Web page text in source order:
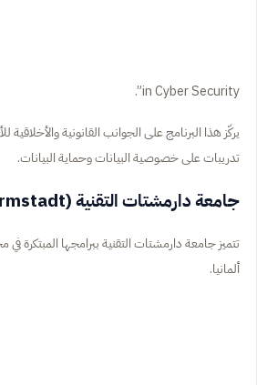
in Cyber Security”.
يركّز هذا البرنامج على الجوانب القانونية والأخلاقية
تدريبات على خصوصية البيانات وحماية البيانات.
جامعة دارمشتات التقنية (TU Darmstadt):
تتميز جامعة دارمشتات التقنية ببرامجها المبتكرة في
ألمانيا.